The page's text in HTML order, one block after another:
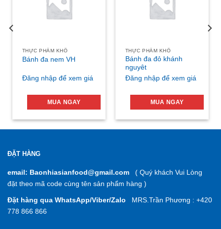
THỰC PHẨM KHÔ
Bánh đa nem VH
Đăng nhập để xem giá
MUA NGAY
THỰC PHẨM KHÔ
Bánh đa đỏ khánh
nguyêt
Đăng nhập để xem giá
MUA NGAY
ĐẶT HÀNG
email: Baonhiasianfood@gmail.com ( Quý khách Vui Lòng
đặt theo mã code cùng tên sản phẩm hàng )
Đặt hàng qua WhatsApp/Viber/Zalo MRS.Trần Phương : +420
778 866 866